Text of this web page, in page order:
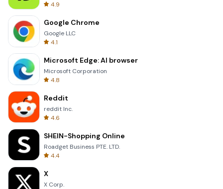
4.9
Google Chrome
Google LLC
4.1
Microsoft Edge: AI browser
Microsoft Corporation
4.8
Reddit
reddit Inc.
4.6
SHEIN-Shopping Online
Roadget Business PTE. LTD.
4.4
X
X Corp.